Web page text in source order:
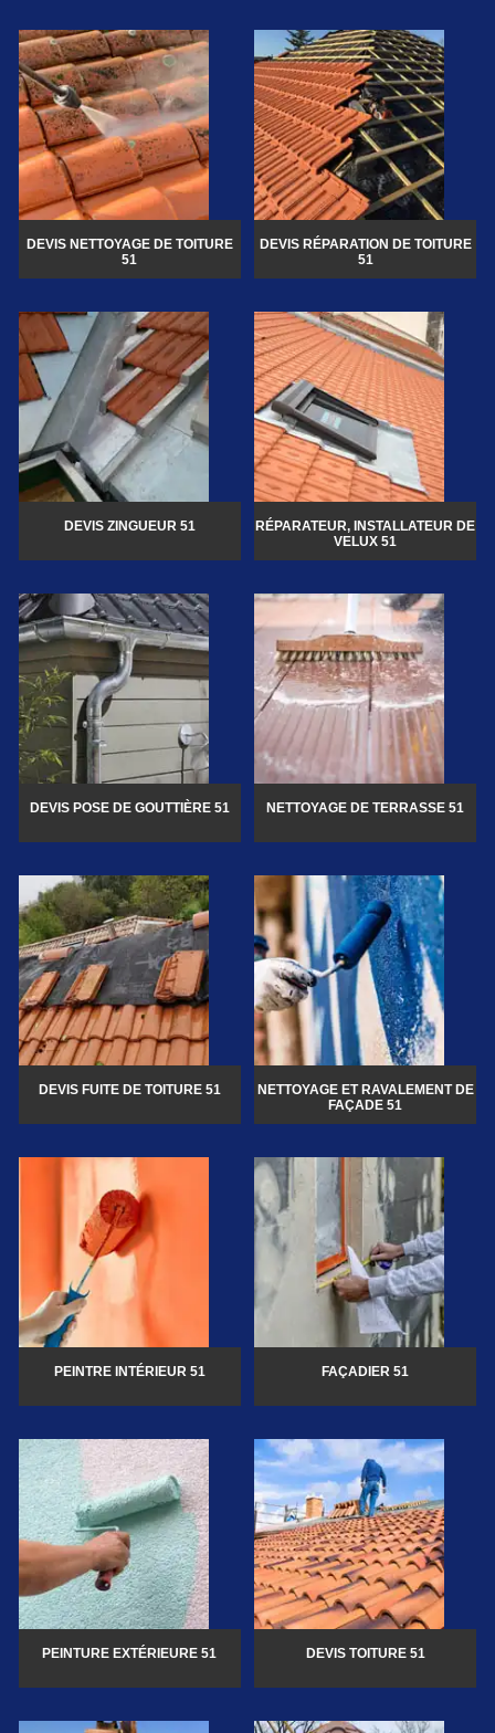
DEVIS NETTOYAGE DE TOITURE
51
DEVIS RÉPARATION DE TOITURE
51
DEVIS ZINGUEUR 51
RÉPARATEUR, INSTALLATEUR DE
VELUX 51
DEVIS POSE DE GOUTTIÈRE 51 NETTOYAGE DE TERRASSE 51
DEVIS FUITE DE TOITURE 51
NETTOYAGE ET RAVALEMENT DE
FAÇADE 51
PEINTRE INTÉRIEUR 51 FAÇADIER 51
PEINTURE EXTÉRIEURE 51 DEVIS TOITURE 51